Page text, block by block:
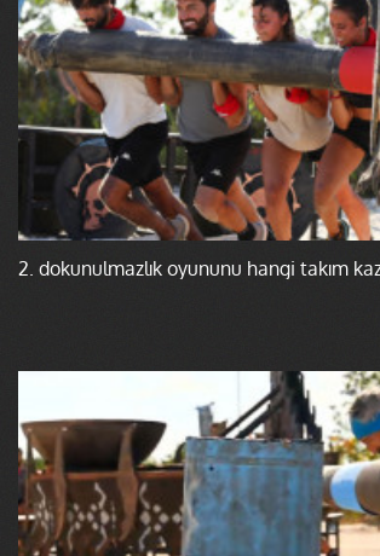
2. dokunulmazlık oyununu hangi takım